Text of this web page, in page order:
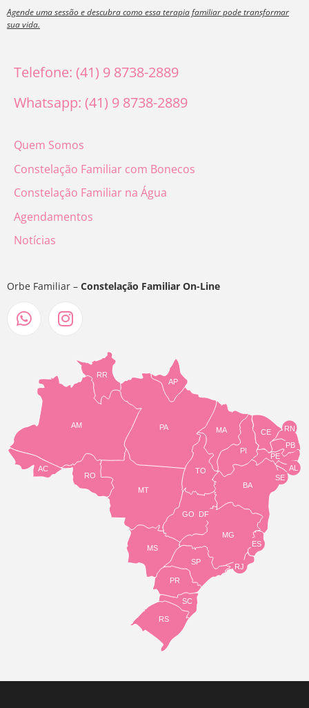
Agende uma sessão e descubra como essa terapia familiar pode transformar
sua vida.
Telefone: (41) 9 8738-2889
Whatsapp: (41) 9 8738-2889
Quem Somos
Constelação Familiar com Bonecos
Constelação Familiar na Água
Agendamentos
Notícias
Orbe Familiar – Constelação Familiar On-Line
TO
BA
SE
PE
AL
RN
CE
PI
MA
AP
PA
RR
AM
AC
RO
MT
MS
GO
PR
SC
RS
SP
MG
RJ
ES
DF
PB